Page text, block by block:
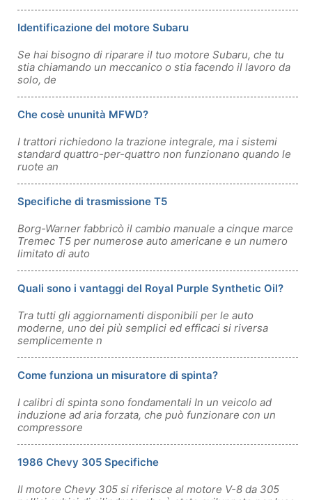
Identificazione del motore Subaru
Se hai bisogno di riparare il tuo motore Subaru, che tu
stia chiamando un meccanico o stia facendo il lavoro da
solo, de
Che cosè ununità MFWD?
I trattori richiedono la trazione integrale, ma i sistemi
standard quattro-per-quattro non funzionano quando le
ruote an
Specifiche di trasmissione T5
Borg-Warner fabbricò il cambio manuale a cinque marce
Tremec T5 per numerose auto americane e un numero
limitato di auto
Quali sono i vantaggi del Royal Purple Synthetic Oil?
Tra tutti gli aggiornamenti disponibili per le auto
moderne, uno dei più semplici ed efficaci si riversa
semplicemente n
Come funziona un misuratore di spinta?
I calibri di spinta sono fondamentali In un veicolo ad
induzione ad aria forzata, che può funzionare con un
compressore
1986 Chevy 305 Specifiche
Il motore Chevy 305 si riferisce al motore V-8 da 305